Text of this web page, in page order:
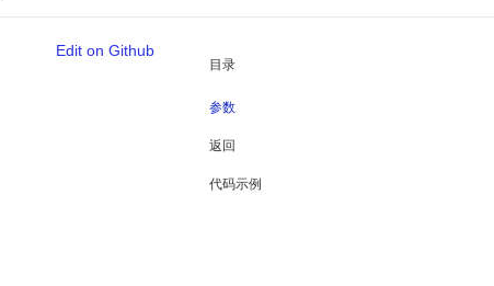
目录
参数
返回
代码示例
Edit on Github